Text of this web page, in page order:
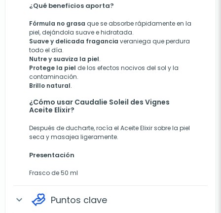
¿Qué beneficios aporta?
Fórmula no grasa que se absorbe rápidamente en la
piel, dejándola suave e hidratada.
Suave y delicada fragancia veraniega que perdura
todo el día.
Nutre y suaviza la piel.
Protege la piel de los efectos nocivos del sol y la
contaminación.
Brillo natural.
¿Cómo usar Caudalie Soleil des Vignes
Aceite Elixir?
Después de ducharte, rocía el Aceite Elixir sobre la piel
seca y masajea ligeramente.
Presentación
Frasco de 50 ml
expand_more Puntos clave